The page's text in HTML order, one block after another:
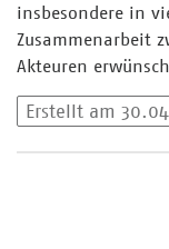
insbesondere in
Zusammenarbeit
Akteuren
Erstellt am